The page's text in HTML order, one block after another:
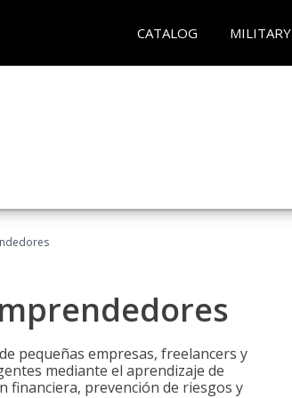
CATALOG MILITARY
pequeñas empresas, freelancers y
mediante el aprendizaje de
financiera, prevención de riesgos y